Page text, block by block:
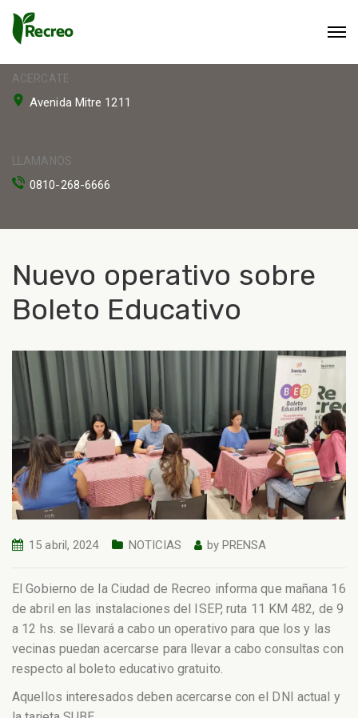
ACERCATE
Avenida Mitre 1211
LLAMANOS
0810-268-6666
Nuevo operativo sobre
Boleto Educativo
15 abril, 2024 NOTICIAS by PRENSA
El Gobierno de la Ciudad de Recreo informa que mañana 16
de abril en las instalaciones del ISEP, ruta 11 KM 482, de 9
a 12 hs. se llevará a cabo un operativo para que los y las
vecinas puedan acercarse para llevar a cabo consultas con
respecto al boleto educativo gratuito.
Aquellos interesados deben acercarse con el DNI actual y